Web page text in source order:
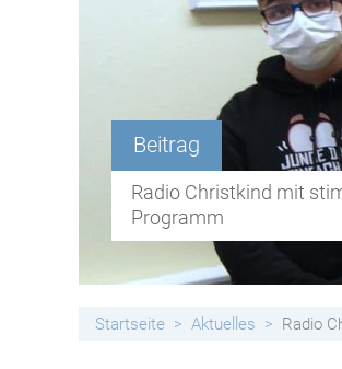
Berufs- und
Handyfreie Klassen
Beitrag
Radio Christkind mit
Programm
Startseite Aktuelles Radio